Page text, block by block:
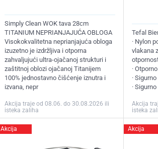
Simply Clean WOK tava 28cm
TITANIUM NEPRIANJAJUĆA OBLOGA
Visokokvalitetna neprianjajuća obloga
izuzetno je izdržljiva i otporna
zahvaljujući ultra-ojačanoj strukturi i
zaštitnoj oblozi ojačanoj Titanijem
100% jednostavno čišćenje iznutra i
izvana, nepr
Akcija traje od 08.06. do 30.08.2026 ili
isteka zaliha
Tefal
· Nylon
vlakana
·
·
·
Akcija
isteka
Akcija Akcija